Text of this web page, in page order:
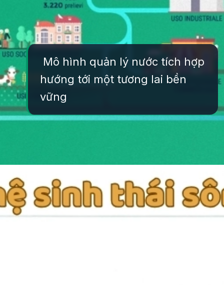
Mô hình quản lý nước tích hợp
hướng tới một tương lai bền
vững
Đang mởhttps://yeukhoahoc.edu.vn/quan-ly-nuoc